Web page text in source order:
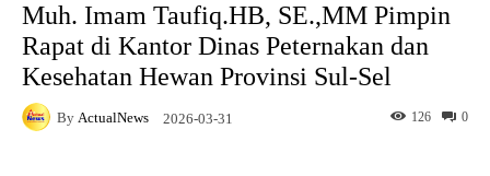
Muh. Imam Taufiq.HB, SE.,MM Pimpin
Rapat di Kantor Dinas Peternakan dan
Kesehatan Hewan Provinsi Sul-Sel
By ActualNews 2026-03-31 0
126